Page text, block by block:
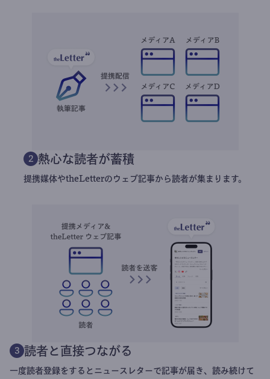
2 熱心な読者が蓄積
提携媒体やtheLetterのウェブ記事から読者が集まります。
3 読者と直接つながる
一度読者登録をするとニュースレターで記事が届き、読み続けて